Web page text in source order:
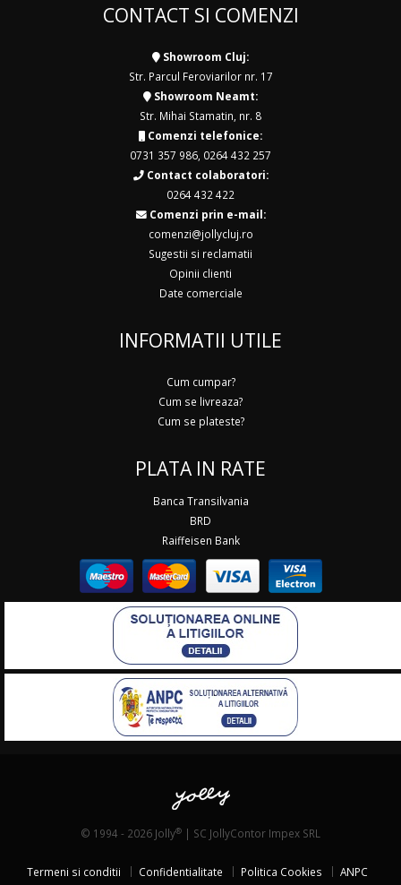
CONTACT SI COMENZI
Showroom Cluj:
Str. Parcul Feroviarilor nr. 17
Showroom Neamt:
Str. Mihai Stamatin, nr. 8
Comenzi telefonice:
0731 357 986 0264 432 257
Contact colaboratori:
0264 432 422
Comenzi prin e-mail:
comenzi@jollycluj.ro
Sugestii si reclamatii
Opinii clienti
Date comerciale
INFORMATII UTILE
Cum cumpar?
Cum se livreaza?
Cum se plateste?
PLATA IN RATE
Banca Transilvania
BRD
Raiffeisen Bank
© 1994 - 2026 Jolly® | SC JollyContor Impex SRL
Termeni si conditii Confidentialitate Politica Cookies ANPC